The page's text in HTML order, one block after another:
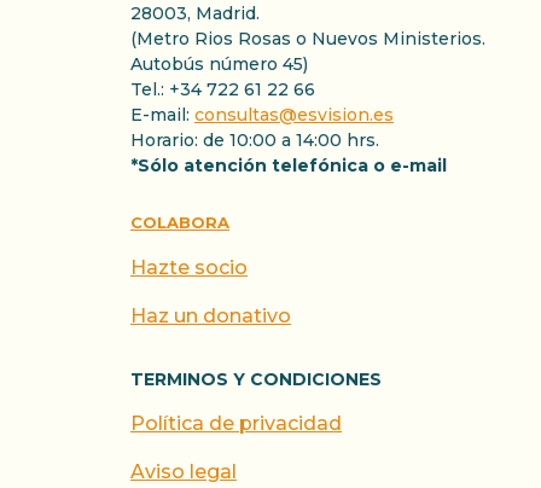
28003, Madrid.
(Metro Rios Rosas o Nuevos Ministerios.
Autobús número 45)
Tel.: +34 722 61 22 66
E-mail: consultas@esvision.es
Horario: de 10:00 a 14:00 hrs.
*Sólo atención telefónica o e-mail
COLABORA
Hazte socio
Haz un donativo
TERMINOS Y CONDICIONES
Política de privacidad
Aviso legal